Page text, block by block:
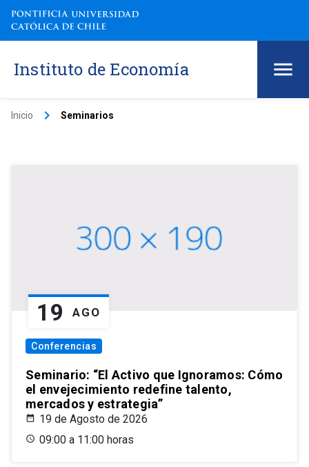
Instituto de Economía
Inicio keyboard_arrow_right Seminarios
19 AGO
Conferencias
Seminario: “El Activo que Ignoramos: Cómo
el envejecimiento redefine talento,
mercados y estrategia”
19 de Agosto de 2026
09:00 a 11:00 horas